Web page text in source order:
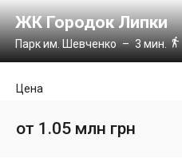
ЖК Городок Липки
Парк им. Шевченко– 3 мин.
Цена
от 1.05 млн грн